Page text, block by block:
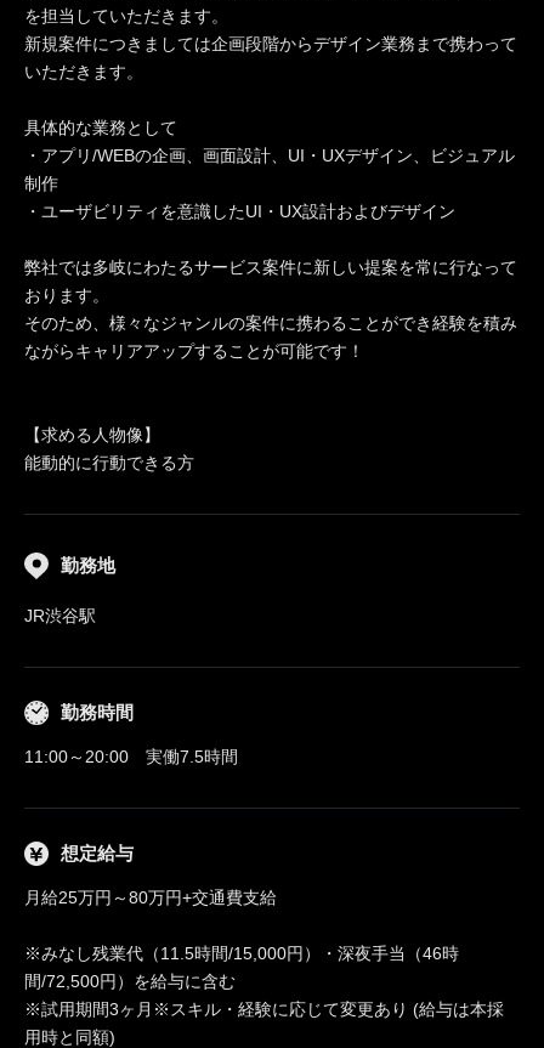
を担当していただきます。
新規案件につきましては企画段階からデザイン業務まで携わって
いただきます。
具体的な業務として
・アプリ/WEBの企画、画面設計、UI・UXデザイン、ビジュアル
制作
・ユーザビリティを意識したUI・UX設計およびデザイン
弊社では多岐にわたるサービス案件に新しい提案を常に行なって
おります。
そのため、様々なジャンルの案件に携わることができ経験を積み
ながらキャリアアップすることが可能です！
【求める人物像】
能動的に行動できる方
勤務地
JR渋谷駅
勤務時間
11:00～20:00 実働7.5時間
想定給与
月給25万円～80万円+交通費支給
※みなし残業代（11.5時間/15,000円）・深夜手当（46時
間/72,500円）を給与に含む
※試用期間3ヶ月※スキル・経験に応じて変更あり (給与は本採
用時と同額)